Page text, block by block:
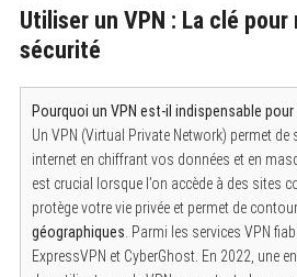
Utiliser un VPN : La clé pour
sécurité
Pourquoi un VPN est-il indispensable
Un VPN (Virtual Private Network) permet
internet en chiffrant vos données et en
est crucial lorsque l’on accède à des sites
protège votre vie privée et permet de
géographiques . Parmi les services VPN
ExpressVPN et CyberGhost. En 2022, une